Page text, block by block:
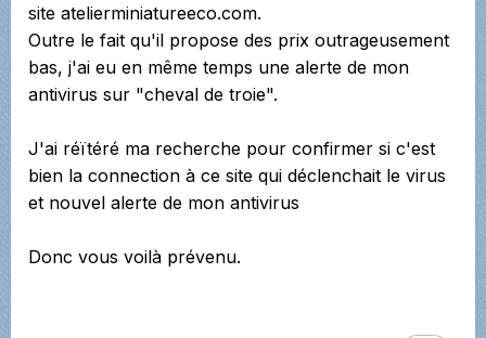
site atelierminiatureeco.com.
Outre le fait qu'il propose des prix outrageusement
bas, j'ai eu en même temps une alerte de mon
antivirus sur "cheval de troie".
J'ai réïtéré ma recherche pour confirmer si c'est
bien la connection à ce site qui déclenchait le virus
et nouvel alerte de mon antivirus
Donc vous voilà prévenu.